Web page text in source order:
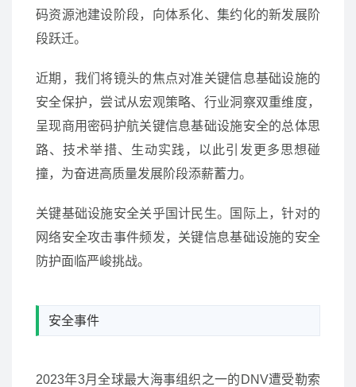
码资源池建设阶段，向体系化、集约化的新发展阶
段跃迁。
近期，我们将镜头的焦点对准关键信息基础设施的
安全保护，尝试从宏观策略、行业洞察双重维度，
呈现商用密码护航关键信息基础设施安全的总体思
路、技术举措、生动实践，以此引发更多思想碰
撞，为奋进高质量发展阶段添薪蓄力。
关键基础设施安全关乎国计民生。国际上，针对的
网络安全攻击事件频发，关键信息基础设施的安全
防护面临严峻挑战。
安全事件
2023年3月全球最大海事组织之一的DNV遭受勒索